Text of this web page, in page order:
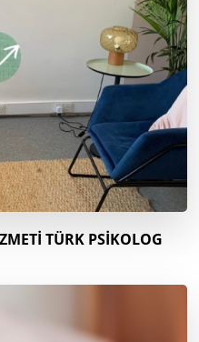
TÜRK PSİKOLOG